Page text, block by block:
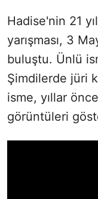
Hadise'nin 21
yarışması, 3
buluştu. Ünlü
Şimdilerde jüri
isme, yıllar
görüntüleri